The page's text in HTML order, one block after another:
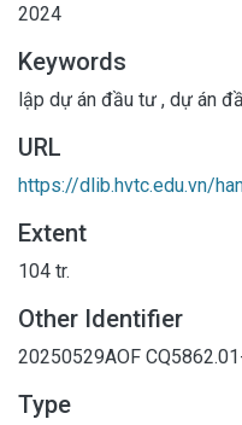
2024
Keywords
lập dự án đầu tư , dự án
URL
https://dlib.hvtc.edu.vn/
Extent
104 tr.
Other Identifier
20250529AOF
Type